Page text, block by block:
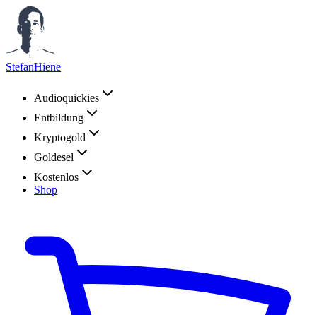
StefanHiene
Audioquickies
Entbildung
Kryptogold
Goldesel
Kostenlos
Shop